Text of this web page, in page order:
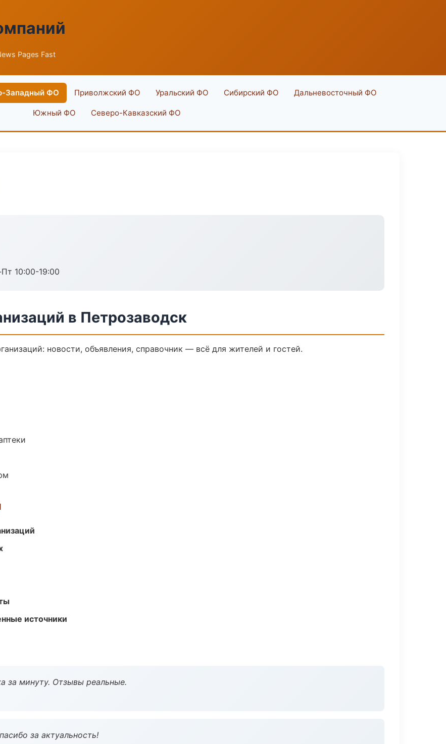
Pages Fast
Западный ФО Приволжский ФО Уральский ФО Сибирский ФО Дальневосточный ФО
Южный ФО Северо-Кавказский ФО
10:00-19:00
в Петрозаводск
новости, объявления, справочник — всё для жителей и гостей.
источники
за минуту. Отзывы реальные.
за актуальность!